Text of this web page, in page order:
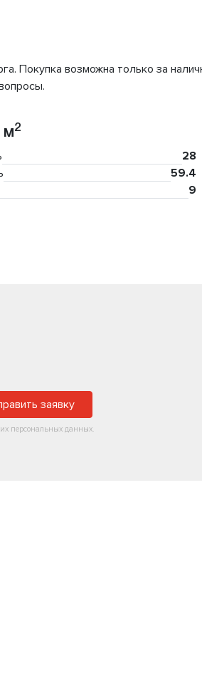
Покупка возможна только за
м2
28
59.4
9
заявку
персональных данных.